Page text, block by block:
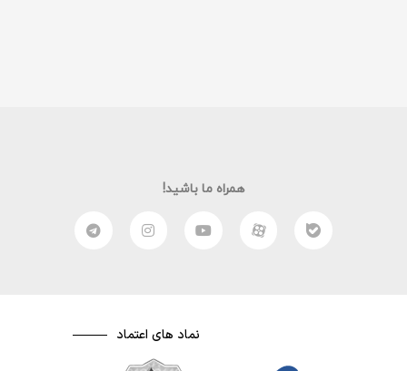
همراه ما باشید!
نماد های اعتماد